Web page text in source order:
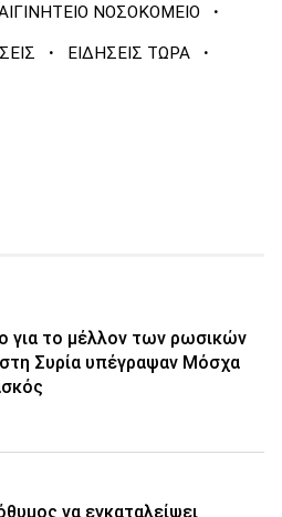
ΝΟΣΟΚΟΜΕΙΟ ·
· ΕΙΔΗΣΕΙΣ ΤΩΡΑ ·
για το μέλλον των ρωσικών
Συρία υπέγραψαν Μόσχα
να εγκαταλείψει